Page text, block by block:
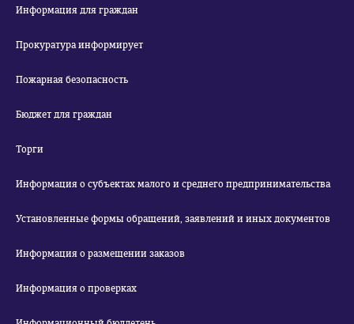
Информация для граждан
Прокуратура информирует
Пожарная безопасность
Бюджет для граждан
Торги
Информация о субъектах малого и среднего предпринимательства
Установленные формы обращений, заявлений и иных документов
Информация о размещении заказов
Информация о проверках